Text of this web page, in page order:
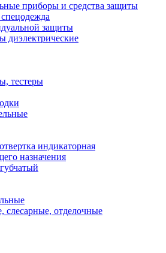
приборы и средства защиты
защиты
диэлектрические
тестеры
индикаторная
назначения
отделочные